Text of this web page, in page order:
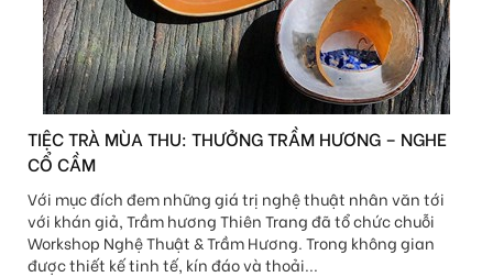
TIỆC TRÀ MÙA THU: THƯỞNG TRẦM HƯƠNG – NGHE
CỔ CẦM
Với mục đích đem những giá trị nghệ thuật nhân văn tới
với khán giả, Trầm hương Thiên Trang đã tổ chức chuỗi
Workshop Nghệ Thuật & Trầm Hương. Trong không gian
được thiết kế tinh tế, kín đáo và thoải...